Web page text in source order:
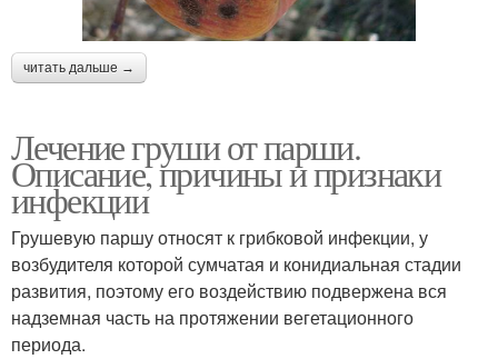
читать дальше →
Лечение груши от парши.
Описание, причины и признаки
инфекции
Грушевую паршу относят к грибковой инфекции, у
возбудителя которой сумчатая и конидиальная стадии
развития, поэтому его воздействию подвержена вся
надземная часть на протяжении вегетационного
периода.